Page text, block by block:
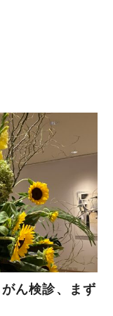
ん検診、まず